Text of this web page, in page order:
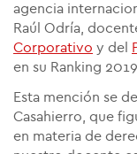
agencia
Raúl Odría,
Corporativo y del
en su Ranking
Esta mención se
Casahierro, que
en materia de